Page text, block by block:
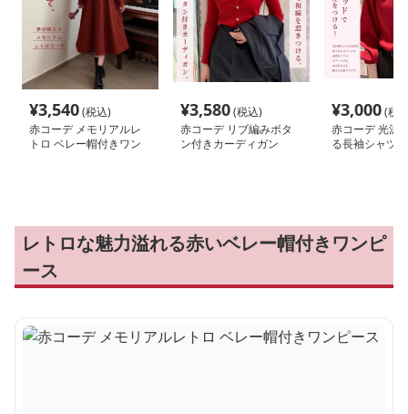
¥3,540(税込)
赤コーデ メモリアルレ
トロ ベレー帽付きワン
¥3,580(税込)
赤コーデ リブ編みボタ
ン付きカーディガン
¥3,000(税
赤コーデ 光沢
る長袖シャツ
レトロな魅力溢れる赤いベレー帽付きワンピ
ース